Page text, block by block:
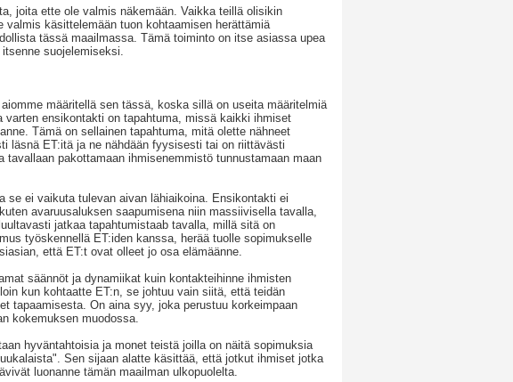
joita ette ole valmis näkemään. Vaikka teillä olisikin
käsittelemään tuon kohtaamisen herättämiä
tässä maailmassa. Tämä toiminto on itse asiassa upea
suojelemiseksi.
määritellä sen tässä, koska sillä on useita määritelmiä
ensikontakti on tapahtuma, missä kaikki ihmiset
Tämä on sellainen tapahtuma, mitä olette nähneet
läsnä ET:itä ja ne nähdään fyysisesti tai on riittävästi
pakottamaan ihmisenemmistö tunnustamaan maan
se ei vaikuta tulevan aivan lähiaikoina. Ensikontakti ei
avaruusaluksen saapumisena niin massiivisella tavalla,
jatkaa tapahtumistaab tavalla, millä sitä on
työskennellä ET:iden kanssa, herää tuolle sopimukselle
että ET:t ovat olleet jo osa elämäänne.
säännöt ja dynamiikat kuin kontakteihinne ihmisten
kun kohtaatte ET:n, se johtuu vain siitä, että teidän
tapaamisesta. On aina syy, joka perustuu korkeimpaan
kokemuksen muodossa.
hyväntahtoisia ja monet teistä joilla on näitä sopimuksia
Sen sijaan alatte käsittää, että jotkut ihmiset jotka
luonanne tämän maailman ulkopuolelta.